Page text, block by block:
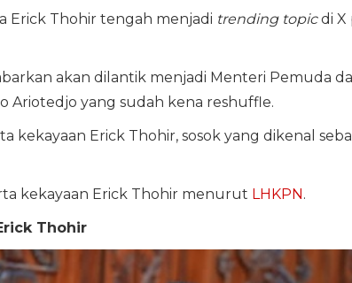
Erick Thohir tengah menjadi trending topicdi X
akan dilantik menjadi Menteri Pemuda
Ariotedjo yang sudah kena reshuffle.
kekayaan Erick Thohir, sosok yang dikenal
kekayaan Erick Thohir menurut LHKPN.
Thohir